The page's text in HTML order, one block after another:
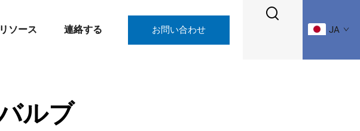
リソース 連絡する お問い合わせ JA
ルブ